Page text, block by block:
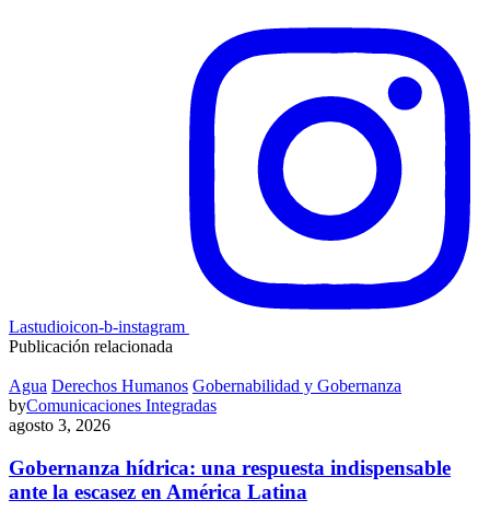
Lastudioicon-b-instagram
Publicación relacionada
Agua Derechos Humanos Gobernabilidad y Gobernanza
byComunicaciones Integradas
agosto 3, 2026
Gobernanza hídrica: una respuesta indispensable
ante la escasez en América Latina